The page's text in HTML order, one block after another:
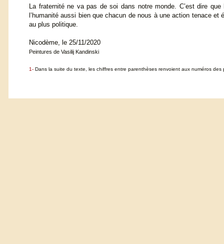
La fraternité ne va pas de soi dans notre monde. C’est dire
l’humanité aussi bien que chacun de nous à une action tenace
au plus politique.
Nicodème, le 25/11/2020
Peintures de Vasilij Kandinski
1- Dans la suite du texte, les chiffres entre parenthèses renvoient aux numéros des